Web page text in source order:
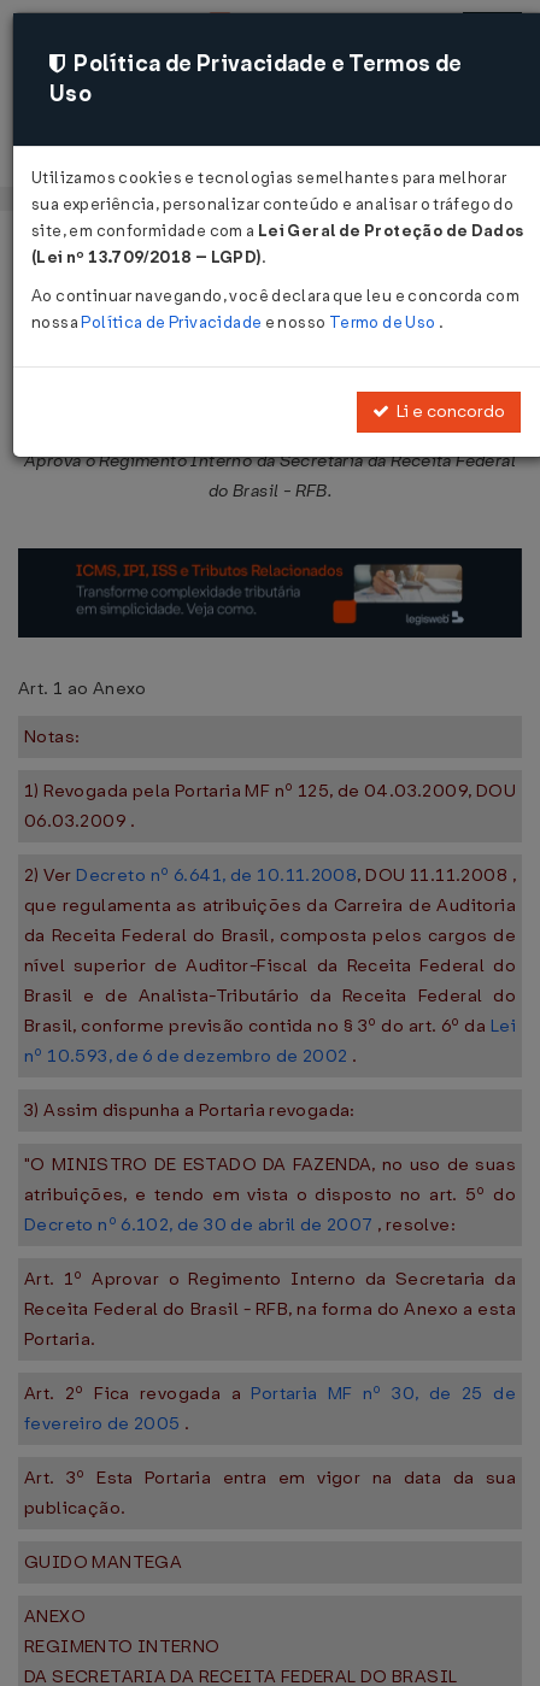
Acessar
Página Inicial Legislações
Portaria MF nº 95 de 30/04/2007
Aprova o Regimento Interno da Secretaria da Receita Federal
do Brasil - RFB.
Art. 1 ao Anexo
Notas:
1) Revogada pela Portaria MF nº 125, de 04.03.2009, DOU
06.03.2009 .
2) Ver Decreto nº 6.641, de 10.11.2008, DOU 11.11.2008 ,
que regulamenta as atribuições da Carreira de Auditoria
da Receita Federal do Brasil, composta pelos cargos de
nível superior de Auditor-Fiscal da Receita Federal do
Brasil e de Analista-Tributário da Receita Federal do
Brasil, conforme previsão contida no § 3º do art. 6º da Lei
nº 10.593, de 6 de dezembro de 2002 .
3) Assim dispunha a Portaria revogada:
"O MINISTRO DE ESTADO DA FAZENDA, no uso de suas
atribuições, e tendo em vista o disposto no art. 5º do
Decreto nº 6.102, de 30 de abril de 2007 , resolve:
Art. 1º Aprovar o Regimento Interno da Secretaria da
Receita Federal do Brasil - RFB, na forma do Anexo a esta
Portaria.
Art. 2º Fica revogada a Portaria MF nº 30, de 25 de
fevereiro de 2005 .
Art. 3º Esta Portaria entra em vigor na data da sua
publicação.
GUIDO MANTEGA
ANEXO
REGIMENTO INTERNO
DA SECRETARIA DA RECEITA FEDERAL DO BRASIL
Política de Privacidade e Termos de
Uso
Utilizamos cookies e tecnologias semelhantes para melhorar
sua experiência, personalizar conteúdo e analisar o tráfego do
site, em conformidade com a Lei Geral de Proteção de Dados
(Lei nº 13.709/2018 – LGPD).
Ao continuar navegando, você declara que leu e concorda com
nossaPolítica de Privacidade e nosso Termo de Uso .
Li e concordo